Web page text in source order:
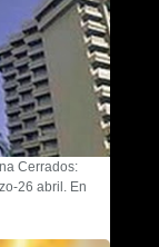
Cerrados:
26 abril. En